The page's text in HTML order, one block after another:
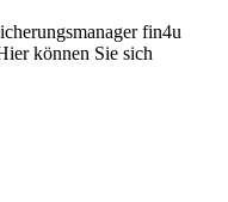
fin4u
können Sie sich